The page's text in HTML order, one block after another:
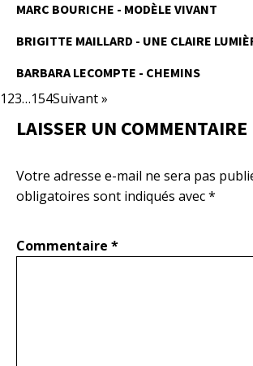
MARC BOURICHE - MODÈLE VIVANT
BRIGITTE MAILLARD - UNE CLAIRE
BARBARA LECOMPTE - CHEMINS
123…154Suivant »
LAISSER UN COMMENTAIRE
Votre adresse e-mail ne sera pas
obligatoires sont indiqués avec*
Commentaire *